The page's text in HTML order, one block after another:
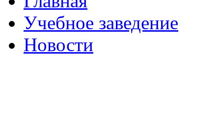
Учебное заведение
Новости